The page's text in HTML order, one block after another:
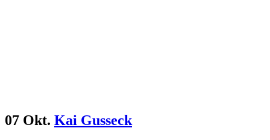
07 Okt. Kai Gusseck